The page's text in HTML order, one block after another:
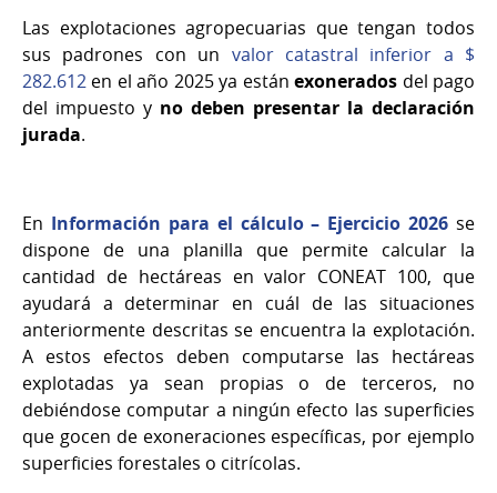
Las explotaciones agropecuarias que tengan todos
sus padrones con un valor catastral inferior a $
282.612 en el año 2025 ya estánexonerados del pago
del impuesto y no deben presentar la declaración
jurada.
En Información para el cálculo – Ejercicio 2026 se
dispone de una planilla que permite calcular la
cantidad de hectáreas en valor CONEAT 100, que
ayudará a determinar en cuál de las situaciones
anteriormente descritas se encuentra la explotación.
A estos efectos deben computarse las hectáreas
explotadas ya sean propias o de terceros, no
debiéndose computar a ningún efecto las superficies
que gocen de exoneraciones específicas, por ejemplo
superficies forestales o citrícolas.